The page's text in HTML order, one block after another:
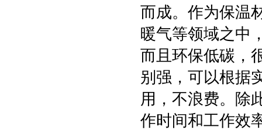
而成。作为保温
暖气等领域之中
而且环保低碳，
别强，可以根据
用，不浪费。除
作时间和工作效